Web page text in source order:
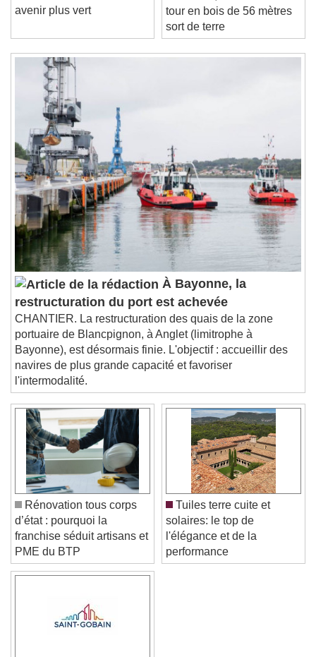
/
Loaded:0%
Stream TypeLIVE
Seek to live, currently behind live
Remaining Time
1x
Playback Rate
Chapters
Chapters
Descriptions
descriptions off, selected
Subtitles
subtitles settings, opens subtitles
settings dialog
subtitles off
, selected
Audio Track
Picture-in-Picture
Fullscreen
This is a modal window.
Beginning of dialog window. Escape will cancel
and close the window.
Text
Color Opacity
Text Background
Caption Area Background
Color
Font Size
une avancée vers un
Bordeaux, une nouvelle
tour en bois de 56 mètres
sort de terre
À Bayonne, la
restructuration du port est achevée
CHANTIER. La restructuration des quais de la zone
portuaire de Blancpignon, à Anglet (limitrophe à
Bayonne), est désormais finie. L'objectif : accueillir des
navires de plus grande capacité et favoriser
l'intermodalité.
Rénovation tous corps
d’état : pourquoi la
franchise séduit artisans et
PME du BTP
Tuiles terre cuite et
solaires: le top de
l'élégance et de la
performance